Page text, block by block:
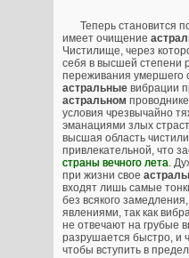
Теперь становится
имеет очищение
Чистилище, через
себя в высшей степени
переживания умершего
астральные вибрации
астральном
условия чрезвычайно
эманациями злых
высшая область
привлекательной, что
страны вечного лета.
при жизни свое
входят лишь самые
без всякого
явлениями, так как
не отвечают на грубые
разрушается быстро, и
чтобы вступить в